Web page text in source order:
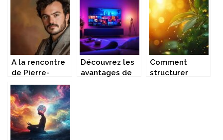
compresseur
portatif pour
vos besoins
dégustation de
vin guidée par
Margo Cunego
Stephane et
leur
signification
profonde
A la rencontre
de Pierre-
Xavier
Rocchesani :
Presentation et
guide pour le
joindre en ligne
Découvrez les
avantages de
Comment
structurer